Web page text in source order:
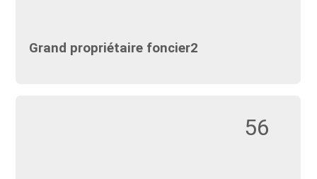
Grand propriétaire foncier2
56